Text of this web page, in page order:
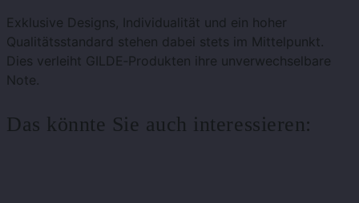
Exklusive Designs, Individualität und ein hoher
Qualitätsstandard stehen dabei stets im Mittelpunkt.
Dies verleiht GILDE‑Produkten ihre unverwechselbare
Note.
Das könnte Sie auch interessieren: